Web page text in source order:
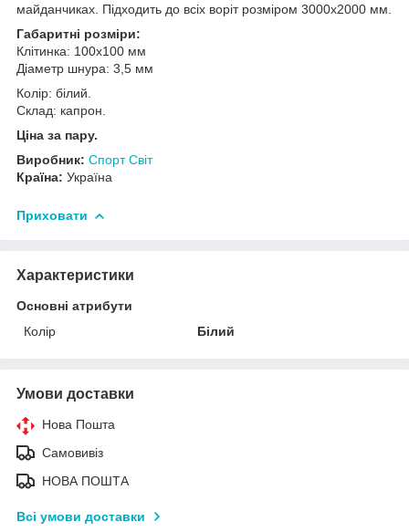
майданчиках. Підходить до всіх воріт розміром 3000х2000 мм.
Габаритні розміри:
Клітинка: 100х100 мм
Діаметр шнура: 3,5 мм
Колір: білий.
Склад: капрон.
Ціна за пару.
Виробник: Спорт Світ
Країна: Україна
Приховати
Характеристики
Основні атрибути
Колір
Білий
Умови доставки
Нова Пошта
Самовивіз
НОВА ПОШТА
Всі умови доставки